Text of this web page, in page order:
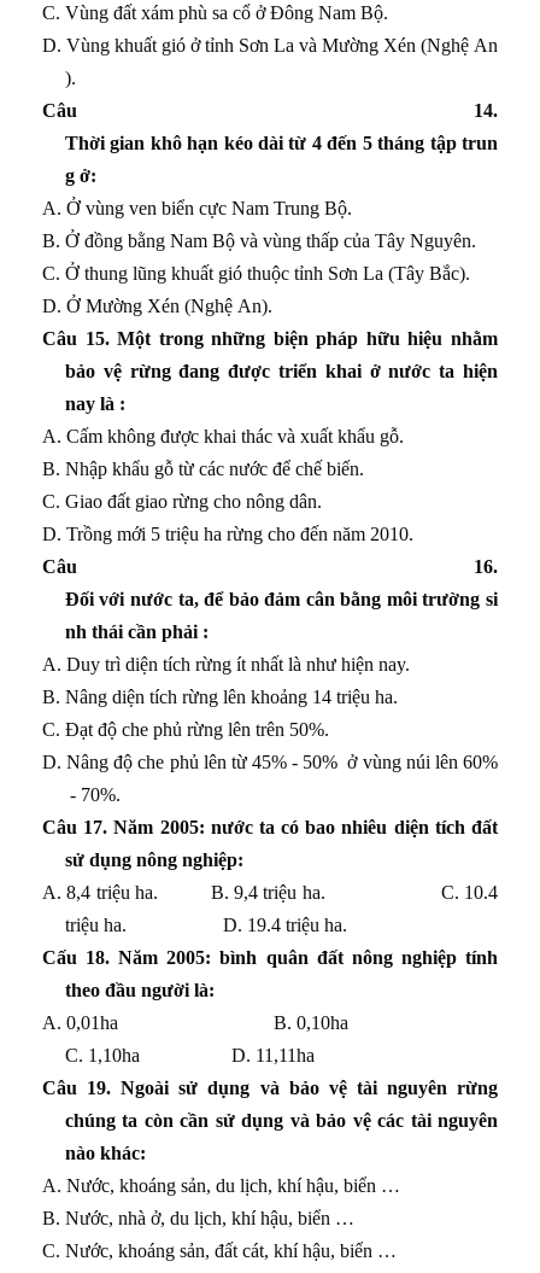
C. Vùng đất xám phù sa cổ ở Đông Nam Bộ.
D. Vùng khuất gió ở tỉnh Sơn La và Mường Xén (Nghệ An
).
Câu 14.
Thời gian khô hạn kéo dài từ 4 đến 5 tháng tập trun
g ở:
A. Ở vùng ven biển cực Nam Trung Bộ.
B. Ở đồng bằng Nam Bộ và vùng thấp của Tây Nguyên.
C. Ở thung lũng khuất gió thuộc tỉnh Sơn La (Tây Bắc).
D. Ở Mường Xén (Nghệ An).
Câu 15. Một trong những biện pháp hữu hiệu nhằm
bảo vệ rừng đang được triển khai ở nước ta hiện
nay là :
A. Cấm không được khai thác và xuất khẩu gỗ.
B. Nhập khẩu gỗ từ các nước để chế biến.
C. Giao đất giao rừng cho nông dân.
D. Trồng mới 5 triệu ha rừng cho đến năm 2010.
Câu 16.
Đối với nước ta, để bảo đảm cân bằng môi trường si
nh thái cần phải :
A. Duy trì diện tích rừng ít nhất là như hiện nay.
B. Nâng diện tích rừng lên khoảng 14 triệu ha.
C. Đạt độ che phủ rừng lên trên 50%.
D. Nâng độ che phủ lên từ 45% - 50% ở vùng núi lên 60%
- 70%.
Câu 17. Năm 2005: nước ta có bao nhiêu diện tích đất
sử dụng nông nghiệp:
A. 8,4 triệu ha. B. 9,4 triệu ha. C. 10.4
triệu ha. D. 19.4 triệu ha.
Cấu 18. Năm 2005: bình quân đất nông nghiệp tính
theo đầu người là:
A. 0,01ha
B. 0,10ha
C. 1,10ha
D. 11,11ha
Câu 19. Ngoài sử dụng và bảo vệ tài nguyên rừng
chúng ta còn cần sử dụng và bảo vệ các tài nguyên
nào khác:
A. Nước, khoáng sản, du lịch, khí hậu, biển …
B. Nước, nhà ở, du lịch, khí hậu, biển …
C. Nước, khoáng sản, đất cát, khí hậu, biển …